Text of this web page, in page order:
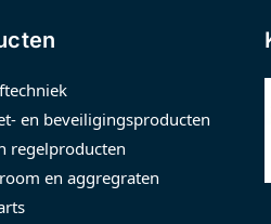
en beveiligingsproducten
regelproducten
en aggregraten